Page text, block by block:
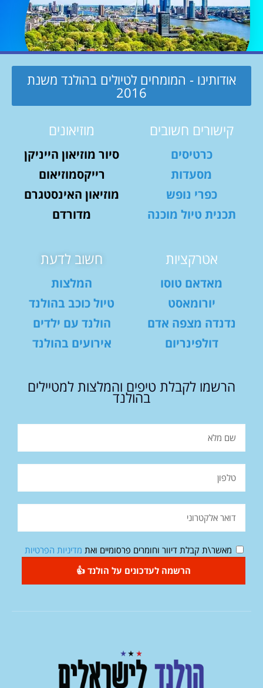
אודותינו - המומחים לטיולים בהולנד משנת
2016
קישורים חשובים
כרטיסים
מסעדות
כפרי נופש
תכנית טיול מוכנה
מוזיאונים
סיור מוזיאון הייניקן
רייקסמוזיאום
מוזיאון האינסטגרם
מדורדם
אטרקציות
מאדאם טוסו
יורומאסט
נדנדה מצפה אדם
דולפינריום
חשוב לדעת
המלצות
טיול כוכב בהולנד
הולנד עם ילדים
אירועים בהולנד
הרשמו לקבלת טיפים והמלצות למטיילים
בהולנד
מאשר\ת קבלת דיוור וחומרים פרסומיים ואת מדיניות הפרטיות
הרשמה לעדכונים על הולנד 👍